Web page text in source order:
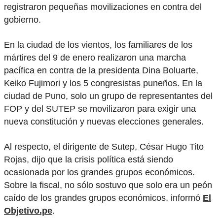
registraron pequeñas movilizaciones en contra del
gobierno.
En la ciudad de los vientos, los familiares de los
mártires del 9 de enero realizaron una marcha
pacífica en contra de la presidenta Dina Boluarte,
Keiko Fujimori y los 5 congresistas puneños. En la
ciudad de Puno, solo un grupo de representantes del
FOP y del SUTEP se movilizaron para exigir una
nueva constitución y nuevas elecciones generales.
Al respecto, el dirigente de Sutep, César Hugo Tito
Rojas, dijo que la crisis política está siendo
ocasionada por los grandes grupos económicos.
Sobre la fiscal, no sólo sostuvo que solo era un peón
caído de los grandes grupos económicos, informó El
Objetivo.pe.